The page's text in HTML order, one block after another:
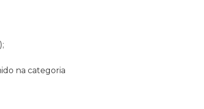
na categoria